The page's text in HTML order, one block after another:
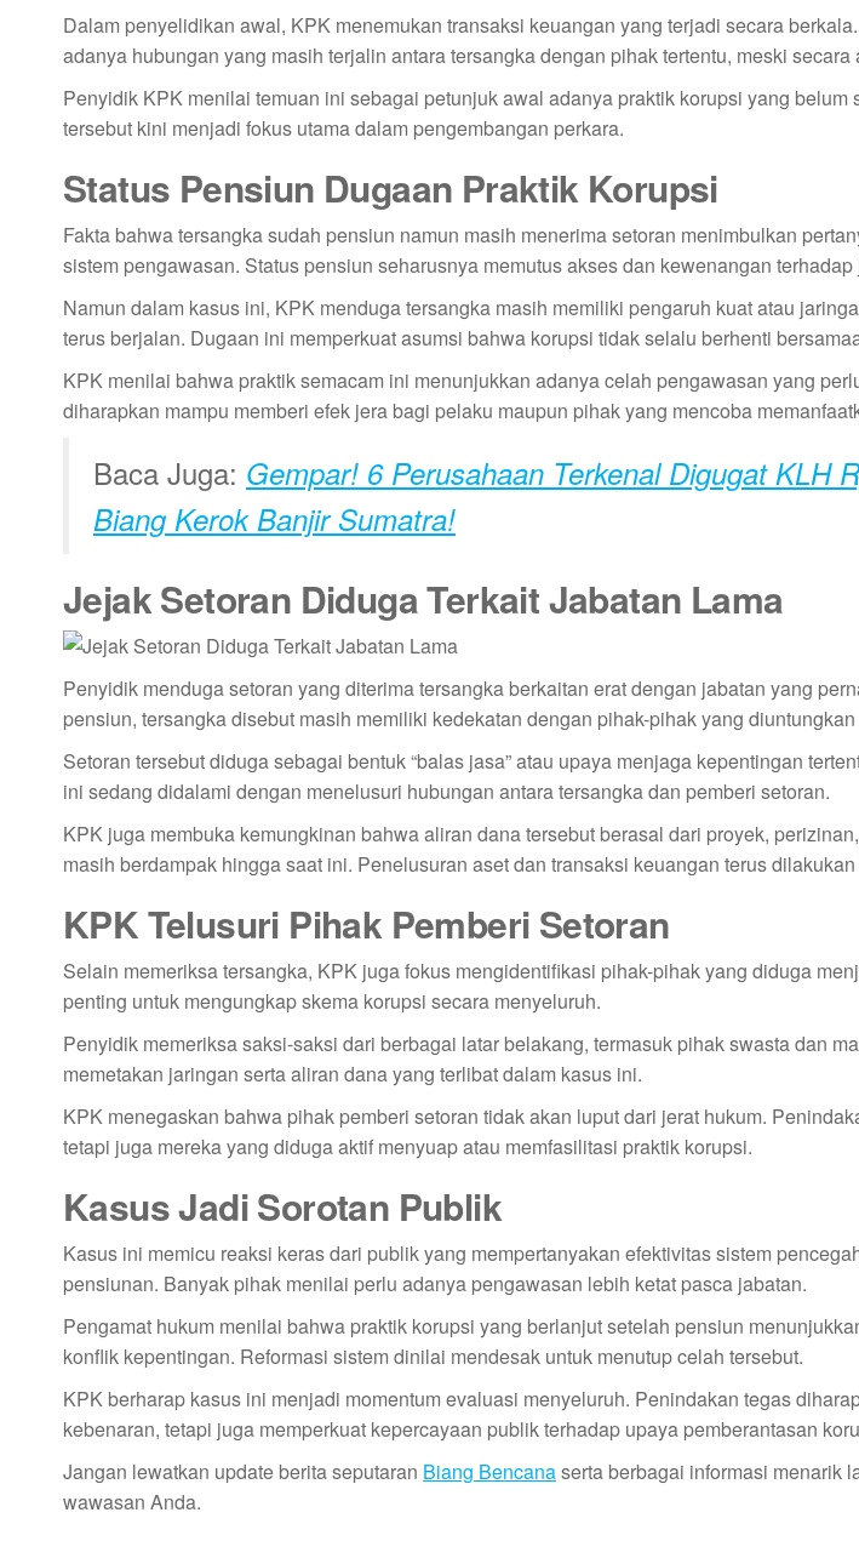
Dalam penyelidikan awal, KPK menemukan transaksi keuangan yang terjadi secara
adanya hubungan yang masih terjalin antara tersangka dengan pihak tertentu, meski
Penyidik KPK menilai temuan ini sebagai petunjuk awal adanya praktik korupsi yang belum
tersebut kini menjadi fokus utama dalam pengembangan perkara.
Status Pensiun Dugaan Praktik Korupsi
Fakta bahwa tersangka sudah pensiun namun masih menerima setoran menimbulkan
sistem pengawasan. Status pensiun seharusnya memutus akses dan kewenangan
Namun dalam kasus ini, KPK menduga tersangka masih memiliki pengaruh kuat atau
terus berjalan. Dugaan ini memperkuat asumsi bahwa korupsi tidak selalu berhenti
KPK menilai bahwa praktik semacam ini menunjukkan adanya celah pengawasan yang
diharapkan mampu memberi efek jera bagi pelaku maupun pihak yang mencoba
Baca Juga: Gempar! 6 Perusahaan Terkenal Digugat KLH
Biang Kerok Banjir Sumatra!​
Jejak Setoran Diduga Terkait Jabatan Lama
Penyidik menduga setoran yang diterima tersangka berkaitan erat dengan jabatan yang
pensiun, tersangka disebut masih memiliki kedekatan dengan pihak-pihak yang
Setoran tersebut diduga sebagai bentuk “balas jasa” atau upaya menjaga kepentingan
ini sedang didalami dengan menelusuri hubungan antara tersangka dan pemberi setoran.
KPK juga membuka kemungkinan bahwa aliran dana tersebut berasal dari proyek,
masih berdampak hingga saat ini. Penelusuran aset dan transaksi keuangan terus
KPK Telusuri Pihak Pemberi Setoran
Selain memeriksa tersangka, KPK juga fokus mengidentifikasi pihak-pihak yang diduga
penting untuk mengungkap skema korupsi secara menyeluruh.
Penyidik memeriksa saksi-saksi dari berbagai latar belakang, termasuk pihak swasta dan
memetakan jaringan serta aliran dana yang terlibat dalam kasus ini.
KPK menegaskan bahwa pihak pemberi setoran tidak akan luput dari jerat hukum.
tetapi juga mereka yang diduga aktif menyuap atau memfasilitasi praktik korupsi.
Kasus Jadi Sorotan Publik
Kasus ini memicu reaksi keras dari publik yang mempertanyakan efektivitas sistem
pensiunan. Banyak pihak menilai perlu adanya pengawasan lebih ketat pasca jabatan.
Pengamat hukum menilai bahwa praktik korupsi yang berlanjut setelah pensiun
konflik kepentingan. Reformasi sistem dinilai mendesak untuk menutup celah tersebut.
KPK berharap kasus ini menjadi momentum evaluasi menyeluruh. Penindakan tegas
kebenaran, tetapi juga memperkuat kepercayaan publik terhadap upaya pemberantasan
Jangan lewatkan update berita seputaran Biang Bencanaserta berbagai informasi menarik
wawasan Anda.